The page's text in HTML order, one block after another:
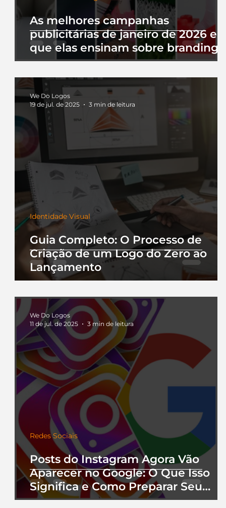
As melhores campanhas
publicitárias de janeiro de 2026 e
que elas ensinam sobre branding
Guia Completo: O Processo de
Criação de um Logo do Zero ao
Lançamento
Identidade Visual
We Do Logos
19 de jul. de 2025
3 min de leitura
Posts do Instagram Agora Vão
Aparecer no Google: O Que Isso
Significa e Como Preparar Seu
Perfil
Redes Sociais
We Do Logos
11 de jul. de 2025
3 min de leitura